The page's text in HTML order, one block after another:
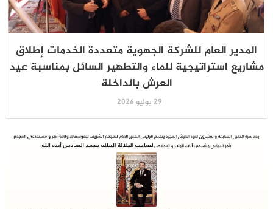
المدير العام للشركة الجهوية متعددة الخدمات إطلاق
مشاريع استراتيجية للماء والتطهير السائل بمناسبة عيد
العرش بالداخلة
29 يوليو 2026